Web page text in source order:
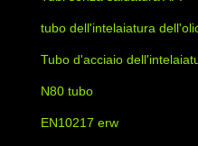
tubo dell'intelaiatura
Tubo d'acciaio
N80 tubo
EN10217 erw